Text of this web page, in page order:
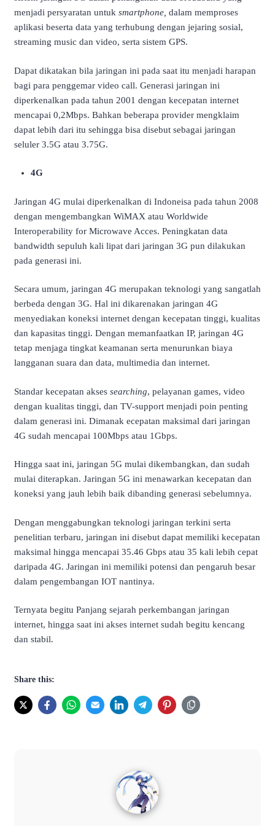
menjadi persyaratan untuk smartphone, dalam memproses
aplikasi beserta data yang terhubung dengan jejaring sosial,
streaming music dan video, serta sistem GPS.
Dapat dikatakan bila jaringan ini pada saat itu menjadi harapan
bagi para penggemar video call. Generasi jaringan ini
diperkenalkan pada tahun 2001 dengan kecepatan internet
mencapai 0,2Mbps. Bahkan beberapa provider mengklaim
dapat lebih dari itu sehingga bisa disebut sebagai jaringan
seluler 3.5G atau 3.75G.
4G
Jaringan 4G mulai diperkenalkan di Indoneisa pada tahun 2008
dengan mengembangkan WiMAX atau Worldwide
Interoperability for Microwave Acces. Peningkatan data
bandwidth sepuluh kali lipat dari jaringan 3G pun dilakukan
pada generasi ini.
Secara umum, jaringan 4G merupakan teknologi yang sangatlah
berbeda dengan 3G. Hal ini dikarenakan jaringan 4G
menyediakan koneksi internet dengan kecepatan tinggi, kualitas
dan kapasitas tinggi. Dengan memanfaatkan IP, jaringan 4G
tetap menjaga tingkat keamanan serta menurunkan biaya
langganan suara dan data, multimedia dan internet.
Standar kecepatan akses searching, pelayanan games, video
dengan kualitas tinggi, dan TV-support menjadi poin penting
dalam generasi ini. Dimanak ecepatan maksimal dari jaringan
4G sudah mencapai 100Mbps atau 1Gbps.
Hingga saat ini, jaringan 5G mulai dikembangkan, dan sudah
mulai diterapkan. Jaringan 5G ini menawarkan kecepatan dan
koneksi yang jauh lebih baik dibanding generasi sebelumnya.
Dengan menggabungkan teknologi jaringan terkini serta
penelitian terbaru, jaringan ini disebut dapat memiliki kecepatan
maksimal hingga mencapai 35.46 Gbps atau 35 kali lebih cepat
daripada 4G. Jaringan ini memiliki potensi dan pengaruh besar
dalam pengembangan IOT nantinya.
Ternyata begitu Panjang sejarah perkembangan jaringan
internet, hingga saat ini akses internet sudah begitu kencang
dan stabil.
Share this: